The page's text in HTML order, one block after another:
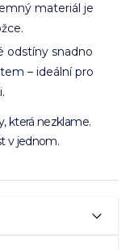
materiál je
odstíny snadno
– ideální pro
která nezklame.
v jednom.